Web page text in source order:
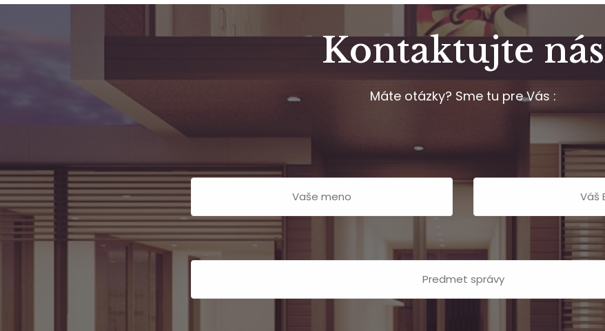
Kontaktujte nás
Máte otázky? Sme tu pre Vás :